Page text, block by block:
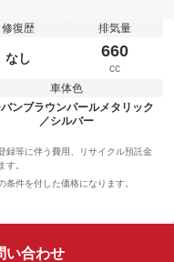
修復歴
なし
排気量
660
cc
車体色
ンブラウンパールメタリック
／シルバー
録等に伴う費用、リサイクル預託金
す。
件を付した価格になります。
い合わせ